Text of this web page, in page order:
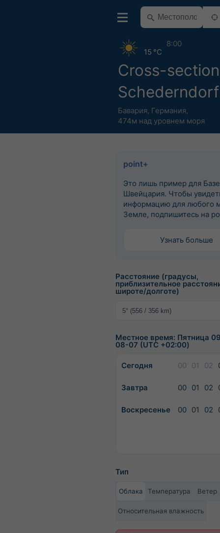
Cross-section
Schederndorf
Бавария, Германия,
474м над уровнем моря
15 °C
8:00
point+
Это лишь пример для
Швейцария. Чтобы
информацию для любого
Земле, подпишитесь на
Узнать больше
Расстояние (градусы,
приблизительное
широте/долготе)
Местное время: Пятница
08-07 (UTC +02:00)
Сегодня 00 01 02
Завтра 00 01 02
Воскресенье 00 01 02
Тип
Облака Температура Ветер
Относительная влажность